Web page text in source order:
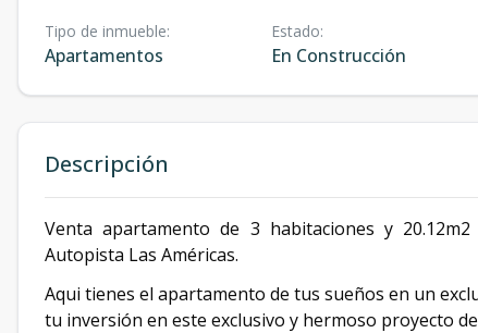
Tipo de inmueble:
Apartamentos
Estado:
En Construcción
Descripción
Venta apartamento de 3 habitaciones y
Autopista Las Américas.
Aqui tienes el apartamento de tus sueños en un
tu inversión en este exclusivo y hermoso proyecto